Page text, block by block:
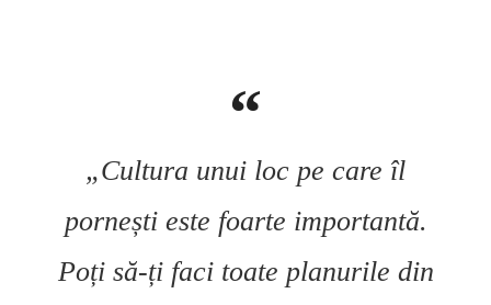
„Cultura unui loc pe care îl
pornești este foarte importantă.
Poți să-ți faci toate planurile din